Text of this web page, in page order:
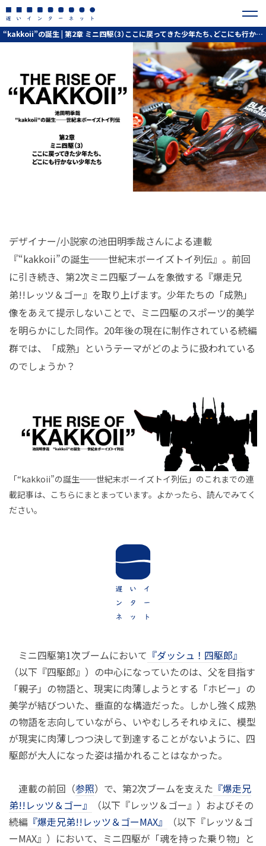
“kakkoii”の誕生 | 第2章 ミニ四駆（3）ここに戻ってきた少年たち、どこにも行かない少年たち
デザイナー/小説家の池田明季哉さんによる連載
『“kakkoii”の誕生──世紀末ボーイズトイ列伝』。前回
に引き続き、第2次ミニ四駆ブームを象徴する『爆走兄
弟!!レッツ＆ゴー』を取り上げます。少年たちの「成熟」
像をあえて提示しないことで、ミニ四駆のスポーツ的美学
を明らかにした同作。20年後の現在に制作されている続編
群では、「成熟」というテーマがどのように扱われている
のでしょうか？
「“kakkoii”の誕生──世紀末ボーイズトイ列伝」のこれまでの連
載記事は、こちらにまとまっています。よかったら、読んでみてく
ださい。
ミニ四駆第1次ブームにおいて 『ダッシュ！四駆郎』
（以下『四駆郎』）の中心になっていたのは、父を目指す
「親子」の物語と、現実に肉薄しようとする「ホビー」の
美学が結びついた、垂直的な構造だった。しかし強く成熟
の物語を志向していながら、いやむしろそれゆえに、模型
が現実に肉薄しつつ決して到達することがないように、四
駆郎が大人になった姿は描かれることはなかった。
連載の前回（参照）で、第2次ブームを支えた 『爆走兄
弟!!レッツ＆ゴー』
（以下『レッツ＆ゴー』）およびその
続編 『爆走兄弟!!レッツ＆ゴーMAX』
（以下『レッツ＆ゴ
ーMAX』）において、ミニ四駆が「魂を持った乗り物」と